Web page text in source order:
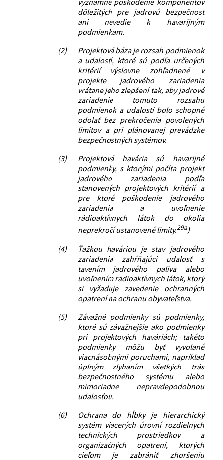
významné poškodenie komponentov
dôležitých pre jadrovú bezpečnosť
ani nevedie k havarijným
podmienkam.
(2)
Projektová báza je rozsah podmienok
a udalostí, ktoré sú podľa určených
kritérií výslovne zohľadnené v
projekte jadrového zariadenia
vrátane jeho zlepšení tak, aby jadrové
zariadenie tomuto rozsahu
podmienok a udalostí bolo schopné
odolať bez prekročenia povolených
limitov a pri plánovanej prevádzke
bezpečnostných systémov.
(3)
Projektová havária sú havarijné
podmienky, s ktorými počíta projekt
jadrového zariadenia podľa
stanovených projektových kritérií a
pre ktoré poškodenie jadrového
zariadenia a uvoľnenie
rádioaktívnych látok do okolia
neprekročí ustanovené limity.29a)
(4)
Ťažkou haváriou je stav jadrového
zariadenia zahŕňajúci udalosť s
tavením jadrového paliva alebo
uvoľnením rádioaktívnych látok, ktorý
si vyžaduje zavedenie ochranných
opatrení na ochranu obyvateľstva.
(5)
Závažné podmienky sú podmienky,
ktoré sú závažnejšie ako podmienky
pri projektových haváriách; takéto
podmienky môžu byť vyvolané
viacnásobnými poruchami, napríklad
úplným zlyhaním všetkých trás
bezpečnostného systému alebo
mimoriadne nepravdepodobnou
udalosťou.
(6)
Ochrana do hĺbky je hierarchický
systém viacerých úrovní rozdielnych
technických prostriedkov a
organizačných opatrení, ktorých
cieľom je zabrániť zhoršeniu